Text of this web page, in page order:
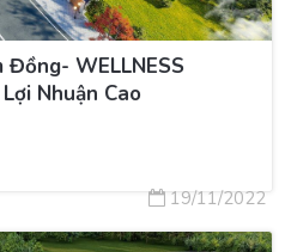
WELLNESS
Nhuận Cao
19/11/2022